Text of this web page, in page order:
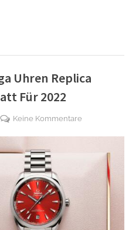
Uhren Replica
Für 2022
Keine Kommentare
Omega